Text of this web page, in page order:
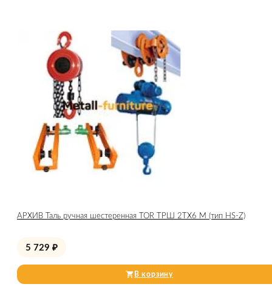
АРХИВ Таль ручная шестеренная TOR ТРШ 2ТХ6 М (тип HS-Z)
5 729 ₽
В корзину